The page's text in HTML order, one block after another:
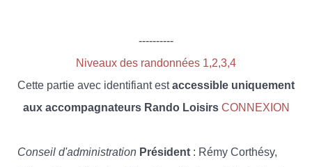
----------
Niveaux des randonnées 1,2,3,4
Cette partie avec identifiant estaccessible uniquement
aux accompagnateurs Rando Loisirs CONNEXION
Conseil d'administration Président : Rémy Corthésy,